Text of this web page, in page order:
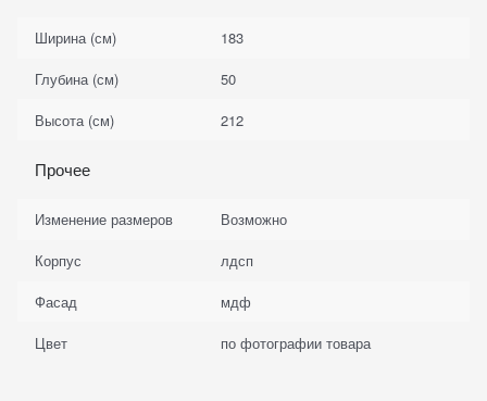
Ширина (см)
183
Глубина (см)
50
Высота (см)
212
Прочее
Изменение размеров
Возможно
Корпус
лдсп
Фасад
мдф
Цвет
по фотографии товара